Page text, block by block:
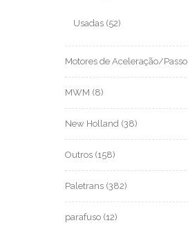
Usadas (52)
Motores de Aceleração/Passo
MWM (8)
New Holland (38)
Outros (158)
Paletrans (382)
parafuso (12)